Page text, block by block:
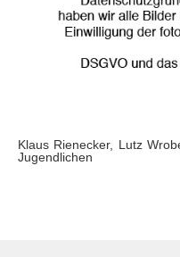
Klaus Rienecker, Lutz
Jugendlichen